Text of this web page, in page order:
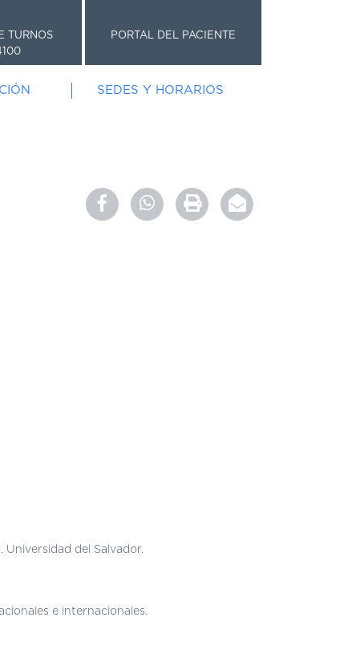
TURNOS
PORTAL DEL PACIENTE
SEDES Y HORARIOS
Universidad del Salvador.
e internacionales.